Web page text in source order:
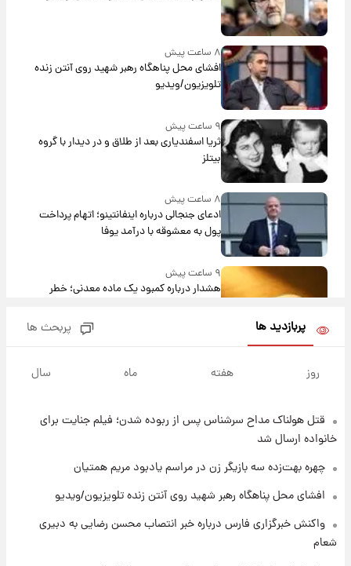
۸ ساعت پیش
افشای محل پناهگاه‌ رهبر شهید روی آنتن زنده
تلویزیون/ویدیو
۹ ساعت پیش
ثریا اسفندیاری بعد از طلاق و در دیدار با گروه
بیتلز
۸ ساعت پیش
ادعای جنجالی درباره اینفانتینو؛ اتهام پرداخت
پول به معشوقه با درآمد یوفا
۹ ساعت پیش
هشدار درباره کمبود یک ماده معدنی؛ خطر
پی رفتن رامین رضاییان+ عکس
۹ ساعت پیش
۱۰ ساعت پیش
شوید+ فیلم
پربازدید ها پربحث ها
روز هفته ماه سال
قتل هولناک مداح سرشناس پس از ربوده شدن؛ فیلم جنایت برای
خانواده ارسال شد
چهره بهت‌زده سه بازیگر زن در مراسم یادبود مریم همتیان
افشای محل پناهگاه‌ رهبر شهید روی آنتن زنده تلویزیون/ویدیو
واکنش خبرگزاری فارس درباره خبر انتصاب محسن رضایی به دبیری
شعام